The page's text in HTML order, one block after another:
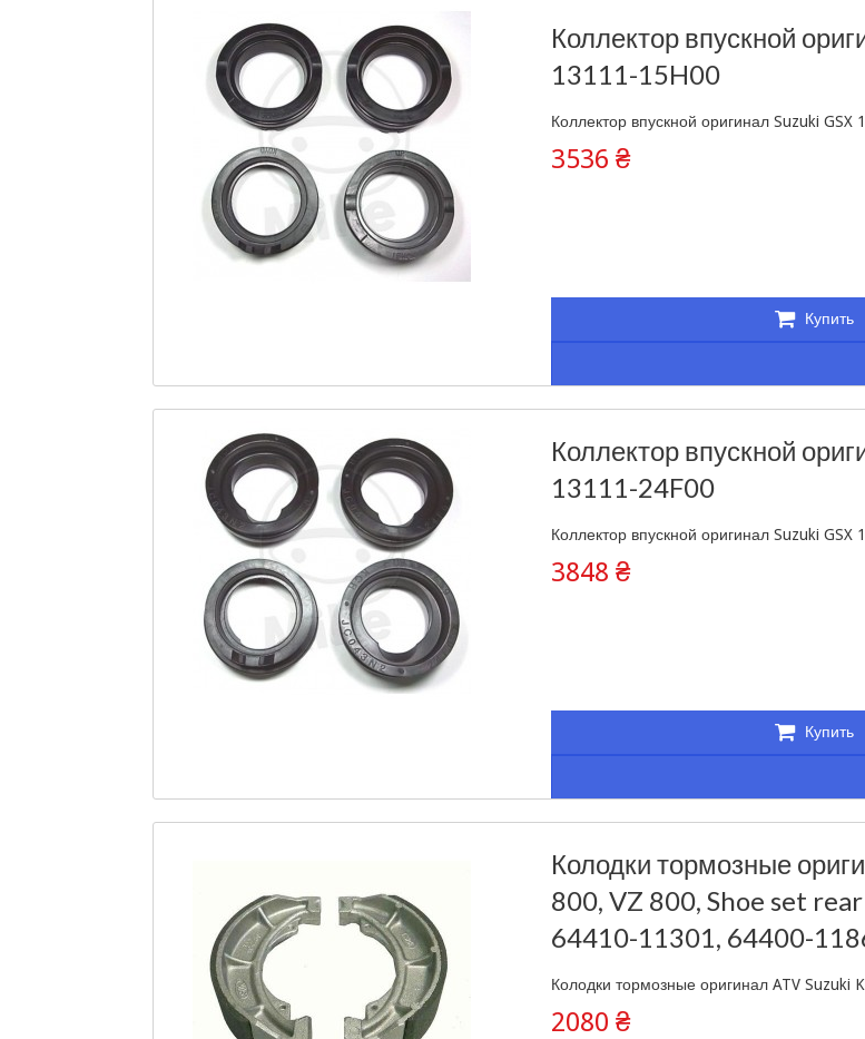
Коллектор впускной
13111-15H00
Коллектор впускной оригинал Suzuki
3536 ₴
Купить
Коллектор впускной
13111-24F00
Коллектор впускной оригинал Suzuki
3848 ₴
Купить
Колодки тормозные
800, VZ 800, Shoe set
64410-11301, 64400-
Колодки тормозные оригинал ATV Suzuki
2080 ₴